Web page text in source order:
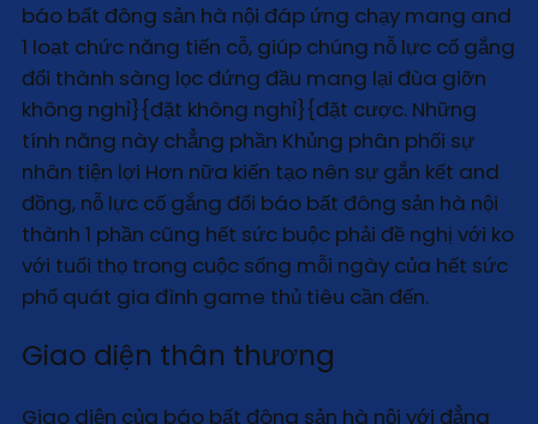
báo bất đông sản hà nội đáp ứng chạy mang and
1 loạt chức năng tiến cỗ, giúp chúng nỗ lực cố gắng
đổi thành sàng lọc đứng đầu mang lại đùa giỡn
không nghỉ}{đặt không nghỉ}{đặt cược. Những
tính năng này chẳng phần Khủng phân phối sự
nhân tiện lợi Hơn nữa kiến tạo nên sự gắn kết and
đồng, nỗ lực cố gắng đổi báo bất đông sản hà nội
thành 1 phần cũng hết sức buộc phải đề nghị với ko
với tuổi thọ trong cuộc sống mỗi ngày của hết sức
phổ quát gia đình game thủ tiêu cần đến.
Giao diện thân thương
Giao diện của báo bất đông sản hà nội với đẳng